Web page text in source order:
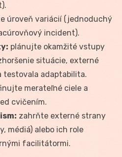
úroveň variácií (jednoduchý
incident).
plánujte okamžité vstupy
situácie, externé
testovala adaptabilita.
merateľné ciele a
cvičením.
zahrňte externé strany
médiá) alebo ich role
facilitátormi.